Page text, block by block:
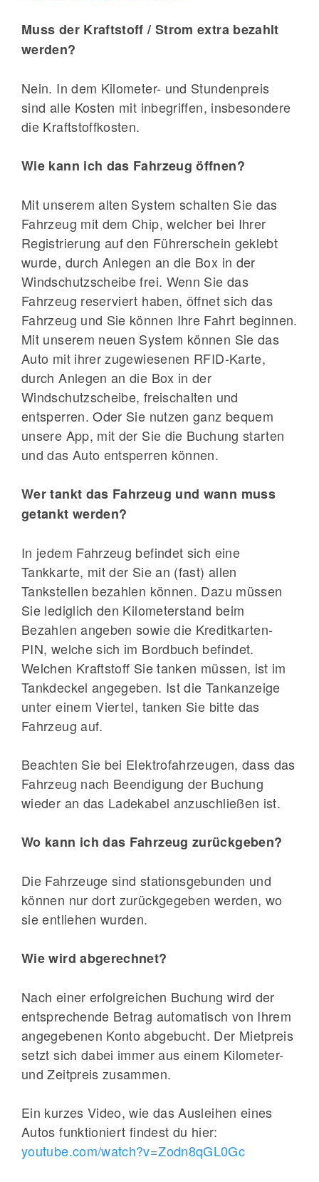
Muss der Kraftstoff / Strom extra bezahlt
werden?
Nein. In dem Kilometer- und Stundenpreis
sind alle Kosten mit inbegriffen, insbesondere
die Kraftstoffkosten.
Wie kann ich das Fahrzeug öffnen?
Mit unserem alten System schalten Sie das
Fahrzeug mit dem Chip, welcher bei Ihrer
Registrierung auf den Führerschein geklebt
wurde, durch Anlegen an die Box in der
Windschutzscheibe frei. Wenn Sie das
Fahrzeug reserviert haben, öffnet sich das
Fahrzeug und Sie können Ihre Fahrt beginnen.
Mit unserem neuen System können Sie das
Auto mit ihrer zugewiesenen RFID-Karte,
durch Anlegen an die Box in der
Windschutzscheibe, freischalten und
entsperren. Oder Sie nutzen ganz bequem
unsere App, mit der Sie die Buchung starten
und das Auto entsperren können.
Wer tankt das Fahrzeug und wann muss
getankt werden?
In jedem Fahrzeug befindet sich eine
Tankkarte, mit der Sie an (fast) allen
Tankstellen bezahlen können. Dazu müssen
Sie lediglich den Kilometerstand beim
Bezahlen angeben sowie die Kreditkarten-
PIN, welche sich im Bordbuch befindet.
Welchen Kraftstoff Sie tanken müssen, ist im
Tankdeckel angegeben. Ist die Tankanzeige
unter einem Viertel, tanken Sie bitte das
Fahrzeug auf.
Beachten Sie bei Elektrofahrzeugen, dass das
Fahrzeug nach Beendigung der Buchung
wieder an das Ladekabel anzuschließen ist.
Wo kann ich das Fahrzeug zurückgeben?
Die Fahrzeuge sind stationsgebunden und
können nur dort zurückgegeben werden, wo
sie entliehen wurden.
Wie wird abgerechnet?
Nach einer erfolgreichen Buchung wird der
entsprechende Betrag automatisch von Ihrem
angegebenen Konto abgebucht. Der Mietpreis
setzt sich dabei immer aus einem Kilometer-
und Zeitpreis zusammen.
Ein kurzes Video, wie das Ausleihen eines
Autos funktioniert findest du hier:
youtube.com/watch?v=Zodn8qGL0Gc